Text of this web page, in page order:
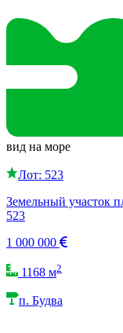
вид на море
Лот: 523
Земельный участок
523
1 000 000
1168 м2
п. Будва